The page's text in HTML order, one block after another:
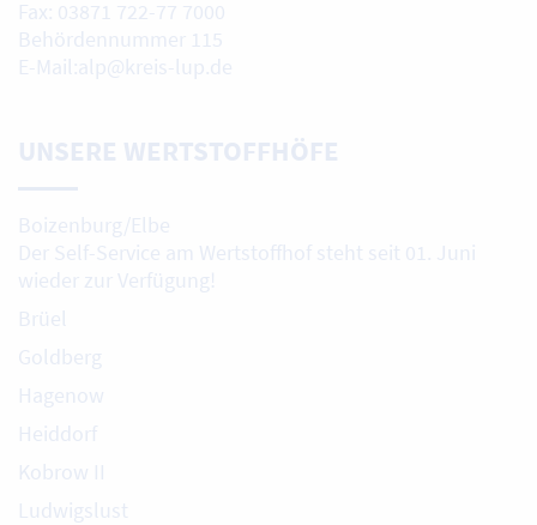
Fax: 03871 722-77 7000
Behördennummer 115
E-Mail:alp@kreis-lup.de
UNSERE WERTSTOFFHÖFE
Boizenburg/Elbe
Der Self-Service am Wertstoffhof steht seit 01. Juni
wieder zur Verfügung!
Brüel
Goldberg
Hagenow
Heiddorf
Kobrow II
Ludwigslust